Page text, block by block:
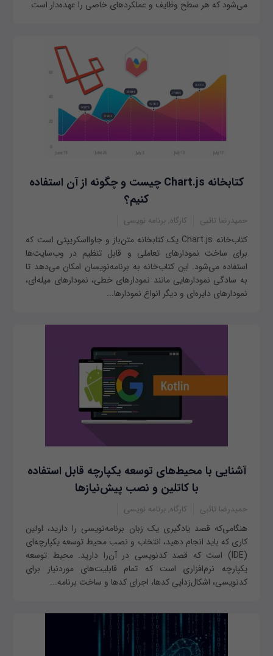
می‌شود که هر سطح وظایف و عملکردهای خاصی را عهده‌دار است.
کتابخانه Chart.js چیست و چگونه از آن استفاده
کنیم؟
حمیدرضا تائبی کارگاه, برنامه نویسی
کتاب‌خانه Chart.js یک کتابخانه متن‌باز و جاوااسکریپتی است که
برای ساخت نمودارهای تعاملی و قابل تنظیم در وب‌سایت‌ها
استفاده می‌شود. این کتاب‌خانه به برنامه‌نویسان امکان می‌دهد تا
به سادگی نمودارهایی مانند نمودارهای خطی، نمودارهای میله‌ای،
نمودارهای دایره‌ای و دیگر انواع نمودارها...
آشنایی با محیط‌های توسعه یکپارچه قابل استفاده
با کاتلین و نصب پیش‌نیازها
حمیدرضا تائبی کارگاه, برنامه نویسی
هنگامی‌که قصد یادگیری یک زبان برنامه‌نویسی را دارید، اولین
کاری که باید انجام دهید، انتخاب و نصب محیط توسعه یکپارچه‌ای
(IDE) است که قصد کدنویسی در آن‌را دارید. محیط توسعه
یکپارچه نرم‌افزاری است که تمام قابلیت‌های موردنیاز برای
کدنویسی، اشکال‌زدایی کدها، اجرای کدها و ساخت برنامه...